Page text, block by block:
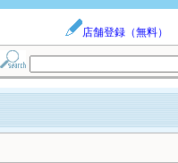
店舗登録（無料）